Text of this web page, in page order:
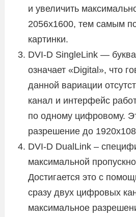
и увеличить
2056х1600, тем самым
картинки.
DVI-D SingleLink —
означает «Digital», что
данной вариации
канал и интерфейс
по одному цифровому.
разрешение до
DVI-D DualLink –
максимальной
Достигается это с
сразу двух цифровых
максимальное